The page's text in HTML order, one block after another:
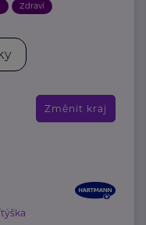
Zdraví
Změnit kraj